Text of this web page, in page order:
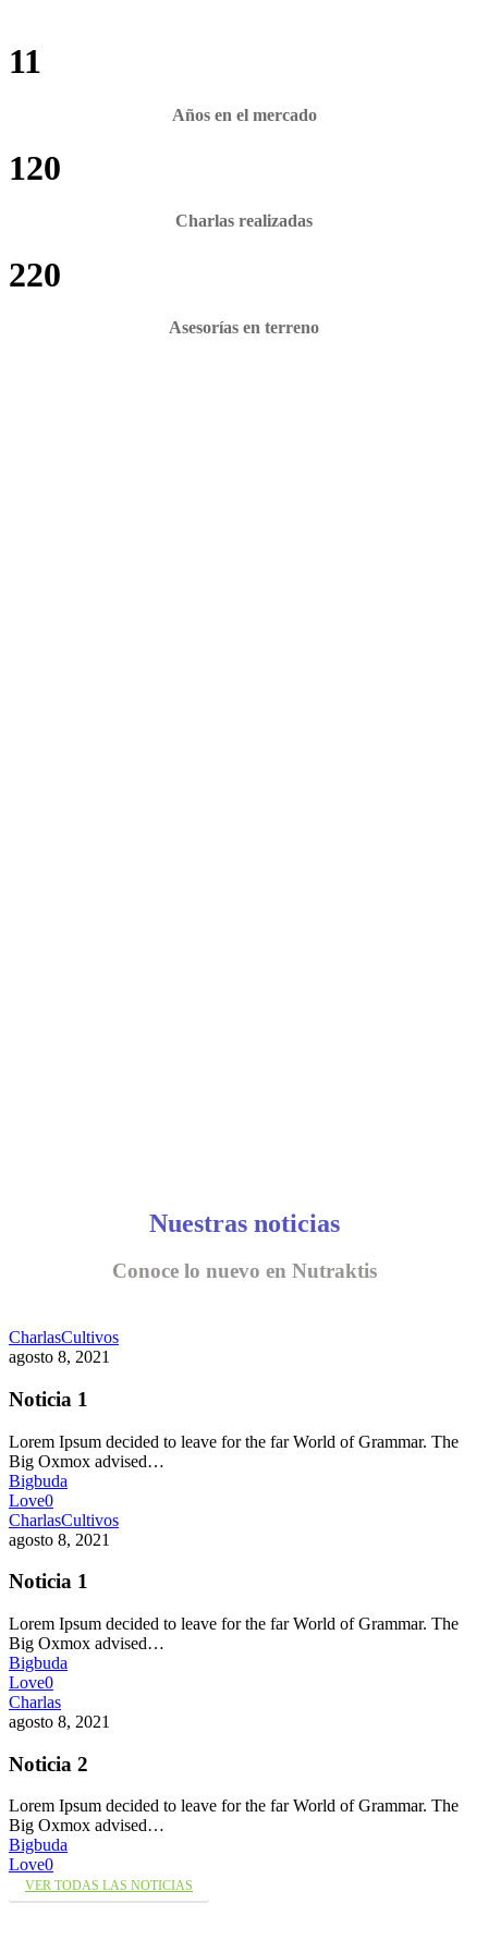
11
Años en el mercado
120
Charlas realizadas
220
Asesorías en terreno
Nuestras noticias
Conoce lo nuevo en Nutraktis
CharlasCultivos
agosto 8, 2021
Noticia 1
Lorem Ipsum decided to leave for the far World of Grammar. The
Big Oxmox advised…
Bigbuda
Love0
CharlasCultivos
agosto 8, 2021
Noticia 1
Lorem Ipsum decided to leave for the far World of Grammar. The
Big Oxmox advised…
Bigbuda
Love0
Charlas
agosto 8, 2021
Noticia 2
Lorem Ipsum decided to leave for the far World of Grammar. The
Big Oxmox advised…
Bigbuda
Love0
VER TODAS LAS NOTICIAS